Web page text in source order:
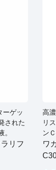
ーゲッ
された
。
リフ
高
リ
ン
ワ